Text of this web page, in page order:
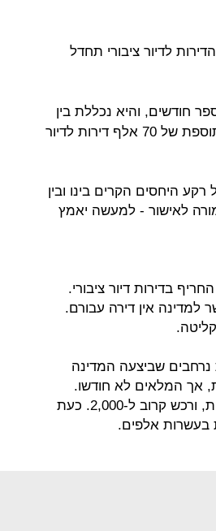
לדיור ציבורי תחדל
חודשים, והיא נכללת בין
סעיפי תוכנית "לגור בכבוד", שמטרתה המוצהרת היא תוספת של 70 אלף דירות לדיור
היחסים הקרים בינו ובין
לאישור - למעשה יאמץ
בדירות דיור ציבורי.
אשר למדינה אין דירה עבורם.
נרחבים שביצעה המדינה
אך המלאים לא חודשו.
בשלוש השנים האחרונות חזר משרד השיכון לרכוש דירות, ורכש קרוב ל-2,000. כעת
בעשרות אלפים.